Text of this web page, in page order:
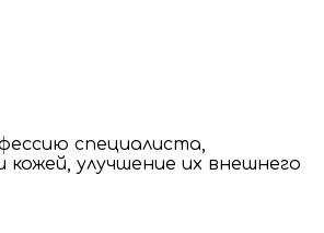
специалиста,
улучшение их внешнего